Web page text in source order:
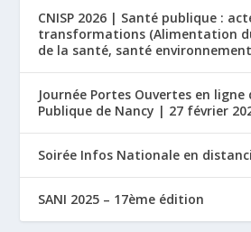
CNISP 2026 | Santé publique :
transformations (Alimentation
de la santé, santé
Journée Portes Ouvertes en ligne
Publique de Nancy | 27 février
Soirée Infos Nationale en
SANI 2025 – 17ème édition